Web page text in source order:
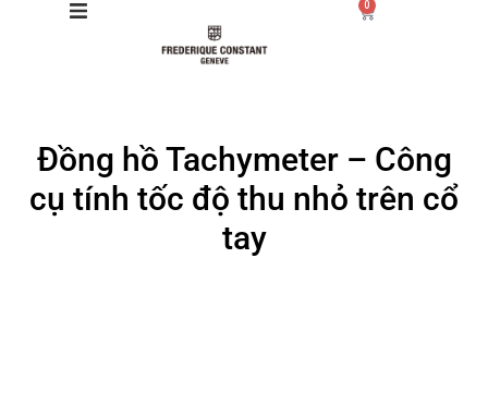
Manufacture
0
Đồng hồ Tachymeter – Công
cụ tính tốc độ thu nhỏ trên cổ
tay